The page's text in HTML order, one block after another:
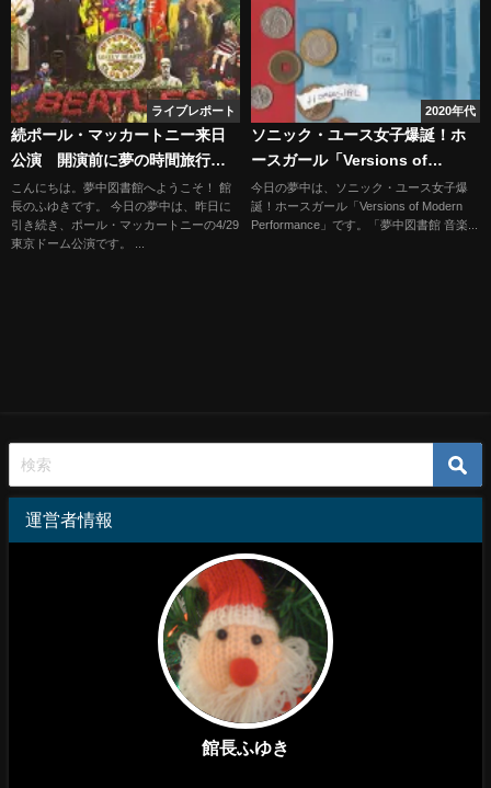
ライブレポート
続ポール・マッカートニー来日
公演 開演前に夢の時間旅行
へ…
こんにちは。夢中図書館へようこそ！ 館
長のふゆきです。 今日の夢中は、昨日に
引き続き、ポール・マッカートニーの4/29
東京ドーム公演です。 ...
2020年代
ソニック・ユース女子爆誕！ホ
ースガール「Versions of
Modern Performance」
今日の夢中は、ソニック・ユース女子爆
誕！ホースガール「Versions of Modern
Performance」です。「夢中図書館 音楽...
運営者情報
館長ふゆき